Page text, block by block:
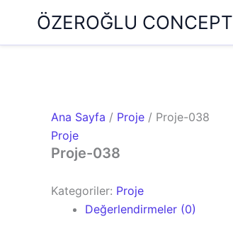
ÖZEROĞLU CONCEPT
Ana Sayfa / Proje / Proje-038
Proje
Proje-038
Kategoriler: Proje
Değerlendirmeler (0)